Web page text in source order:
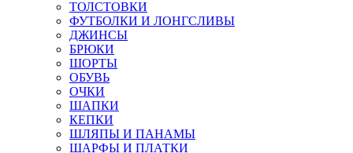
ТОЛСТОВКИ
ФУТБОЛКИ И ЛОНГСЛИВЫ
ДЖИНСЫ
БРЮКИ
ШОРТЫ
ОБУВЬ
ОЧКИ
ШАПКИ
КЕПКИ
ШЛЯПЫ И ПАНАМЫ
ШАРФЫ И ПЛАТКИ